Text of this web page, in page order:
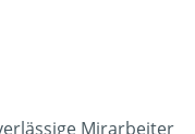
Mirarbeiter